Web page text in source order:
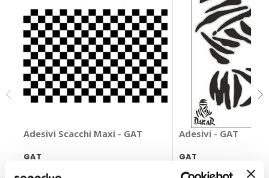
Adesivi Scacchi Maxi - GAT
GAT
Adesivi - GAT
GAT